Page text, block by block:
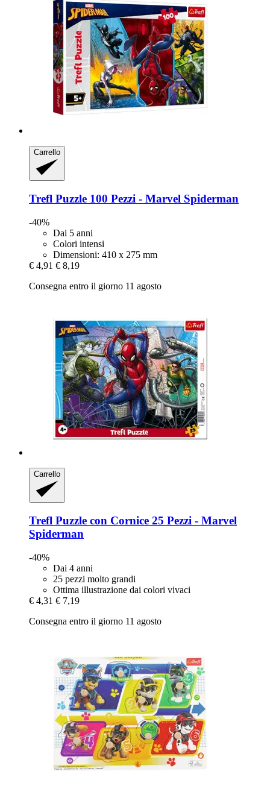
Carrello
Trefl Puzzle 100 Pezzi -​ Marvel Spiderman
-40%
Dai 5 anni
Colori intensi
Dimensioni: 410 x 275 mm
€ 4,91 € 8,19
Consegna entro il giorno 11 agosto
Carrello
Trefl Puzzle con Cornice 25 Pezzi -​ Marvel
Spiderman
-40%
Dai 4 anni
25 pezzi molto grandi
Ottima illustrazione dai colori vivaci
€ 4,31 € 7,19
Consegna entro il giorno 11 agosto